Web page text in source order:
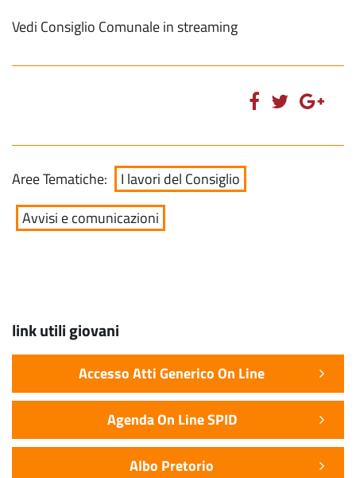
Vedi Consiglio Comunale in streaming
Aree Tematiche:
I lavori del Consiglio
Avvisi e comunicazioni
link utili giovani
Accesso Atti Generico On Line
Agenda On Line SPID
Albo Pretorio